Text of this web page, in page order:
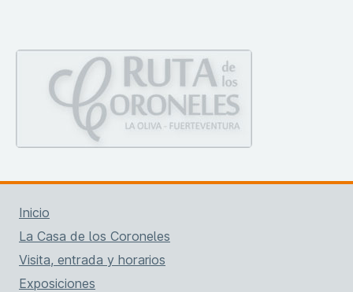
Inicio
La Casa de los Coroneles
Visita, entrada y horarios
Exposiciones